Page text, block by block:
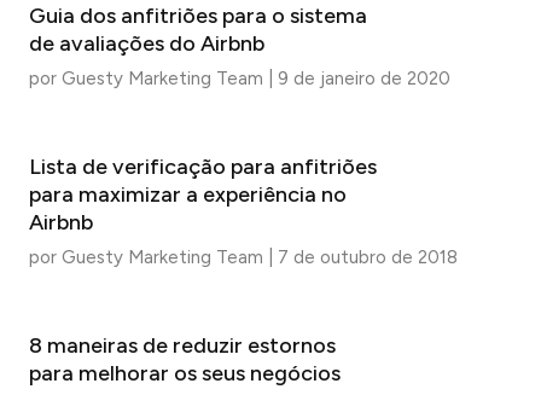
Guia dos anfitriões para o sistema
de avaliações do Airbnb
por Guesty Marketing Team 9 de janeiro de 2020
Lista de verificação para anfitriões
para maximizar a experiência no
Airbnb
por Guesty Marketing Team 7 de outubro de 2018
8 maneiras de reduzir estornos
para melhorar os seus negócios